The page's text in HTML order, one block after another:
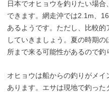
日本でオヒョウを釣りたい場
できます。網走沖では2.1m、
あるようです。ただし、比較
していきましょう。夏の時期
所まで来る可能性があるので釣
オヒョウは船からの釣りがメ
あります。エサは現地で釣っ